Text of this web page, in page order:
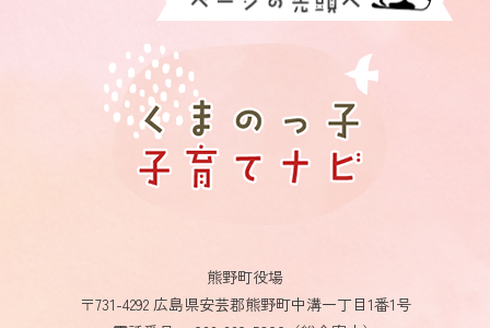
熊野町役場
〒731-4292 広島県安芸郡熊野町中溝一丁目1番1号